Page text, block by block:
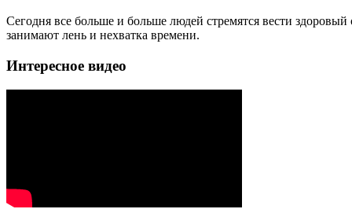
Сегодня все больше и больше людей стремятся вести
занимают лень и нехватка времени.
Интересное видео